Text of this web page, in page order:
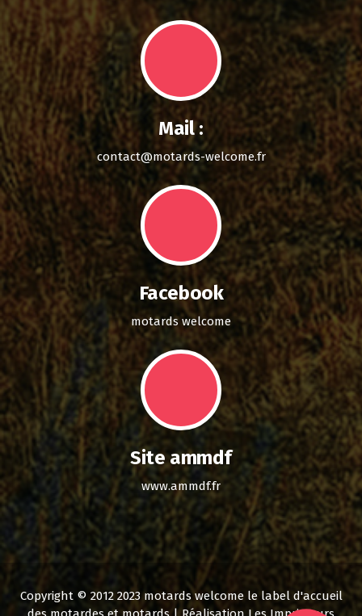
Mail :
contact@motards-welcome.fr
Facebook
motards welcome
Site ammdf
www.ammdf.fr
Copyright © 2012 2023 motards welcome le label d'accueil